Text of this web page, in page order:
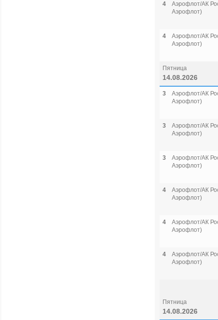
4
Аэрофлот/АК
Аэрофлот)
4
Аэрофлот/АК
Аэрофлот)
Пятница
14.08.2026
3
Аэрофлот/АК
Аэрофлот)
3
Аэрофлот/АК
Аэрофлот)
3
Аэрофлот/АК
Аэрофлот)
4
Аэрофлот/АК
Аэрофлот)
4
Аэрофлот/АК
Аэрофлот)
4
Аэрофлот/АК
Аэрофлот)
Пятница
14.08.2026